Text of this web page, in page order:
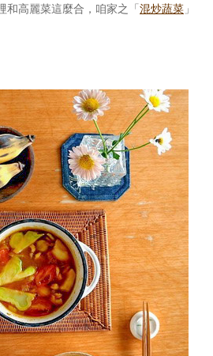
和高麗菜這麼合，咱家之「混炒蔬菜 」